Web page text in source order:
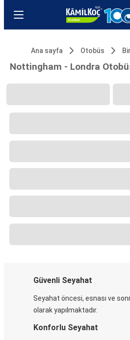
Ana sayfa Otobüs
Nottingham - Londra
Güvenli Seyahat
Seyahat öncesi, esnası ve
olarak yapılmaktadır.
Konforlu Seyahat